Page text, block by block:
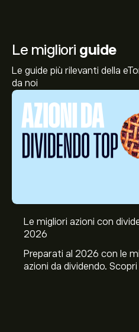
Le migliori guide
Le guide più rilevanti della
da noi
Le migliori azioni con
2026
Preparati al 2026 con le
azioni da dividendo. Scopri